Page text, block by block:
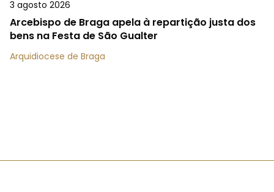
3 agosto 2026
Arcebispo de Braga apela à repartição justa dos
bens na Festa de São Gualter
Arquidiocese de Braga